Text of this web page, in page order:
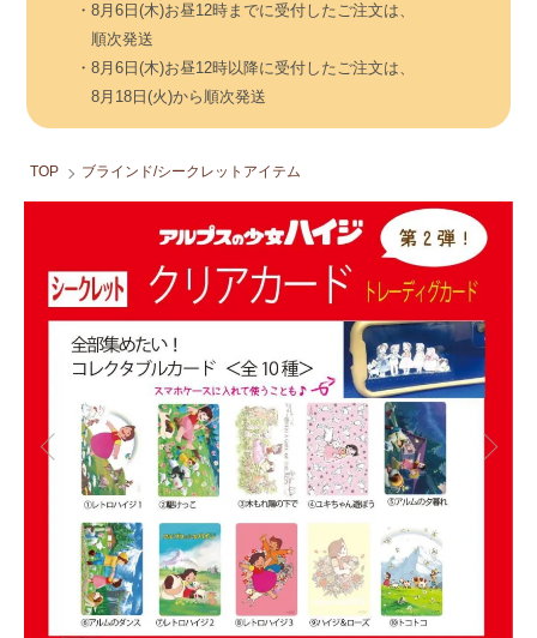
・8月6日(木)お昼12時までに受付したご注文は、
順次発送
・8月6日(木)お昼12時以降に受付したご注文は、
8月18日(火)から順次発送
TOP ブラインド/シークレットアイテム